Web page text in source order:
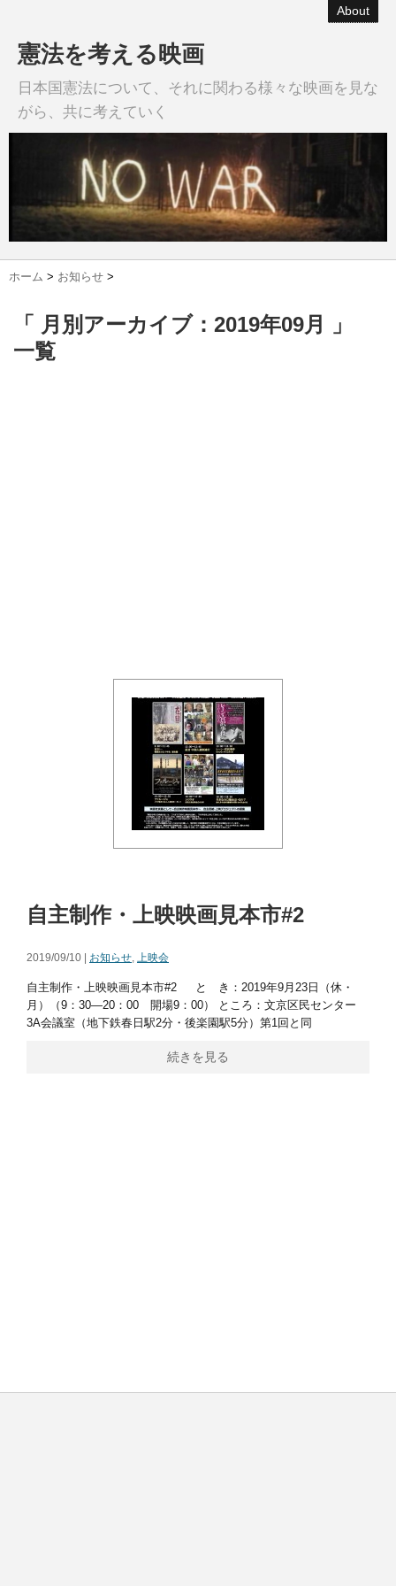
About
憲法を考える映画
日本国憲法について、それに関わる様々な映画を見な
がら、共に考えていく
ホーム > お知らせ >
「 月別アーカイブ：2019年09月 」
一覧
自主制作・上映映画見本市#2
2019/09/10 | お知らせ, 上映会
自主制作・上映映画見本市#2 と き：2019年9月23日（休・
月）（9：30—20：00 開場9：00） ところ：文京区民センター
3A会議室（地下鉄春日駅2分・後楽園駅5分）第1回と同
続きを見る